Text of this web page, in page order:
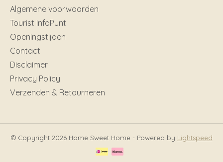
Algemene voorwaarden
Tourist InfoPunt
Openingstijden
Contact
Disclaimer
Privacy Policy
Verzenden & Retourneren
© Copyright 2026 Home Sweet Home - Powered by Lightspeed